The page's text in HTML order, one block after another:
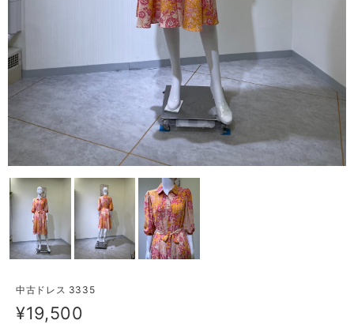
中古ドレス 3335
¥19,500